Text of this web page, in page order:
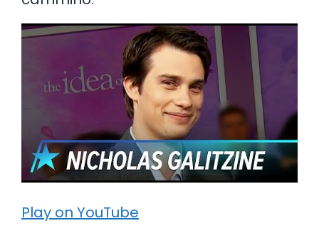
Play on YouTube